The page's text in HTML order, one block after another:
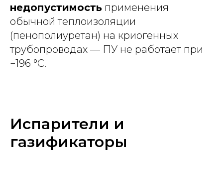
недопустимость применения
обычной теплоизоляции
(пенополиуретан) на криогенных
трубопроводах — ПУ не работает при
−196 °C.
Испарители и
газификаторы